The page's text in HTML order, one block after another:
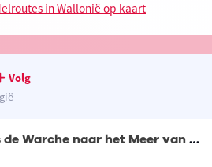
in Wallonië op kaart
Volg
A.S.Adventure: langs de Warche naar het Meer van Bütgenbach